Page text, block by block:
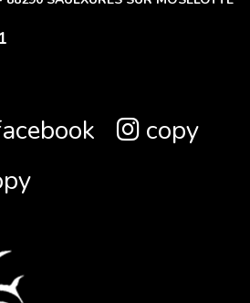
copy